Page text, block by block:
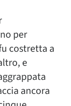
per
costretta a
e
ancora